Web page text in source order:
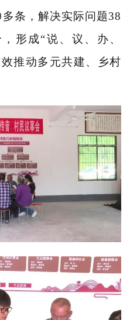
条，解决实际问题38
形成“说、议、办、
推动多元共建、乡村